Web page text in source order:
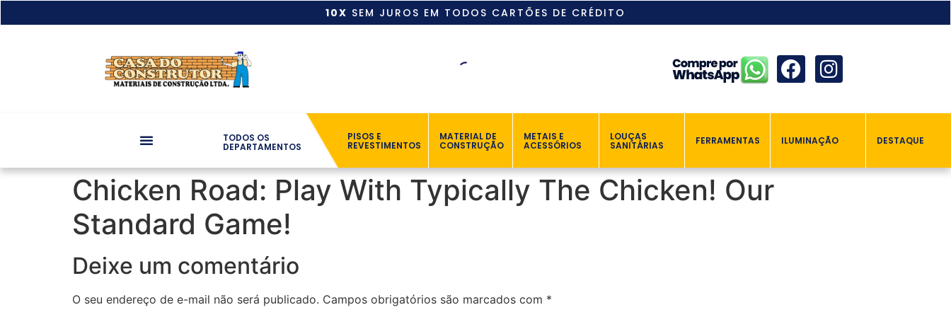
10X SEM JUROS EM TODOS CARTÕES DE CRÉDITO
TODOS OS
DEPARTAMENTOS
PISOS E
REVESTIMENTOS
MATERIAL DE
CONSTRUÇÃO
METAIS E
ACESSÓRIOS
LOUÇAS
SANITÁRIAS FERRAMENTAS ILUMINAÇÃO DESTAQUE
Chicken Road: Play With Typically The Chicken! Our
Standard Game!
Deixe um comentário
O seu endereço de e-mail não será publicado. Campos obrigatórios são marcados com *